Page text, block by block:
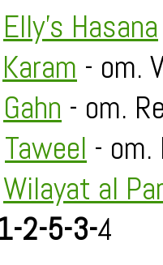
Elly's Hasana
Karam - om.
Gahn - om.
Taweel - om.
Wilayat al
2-5-3-4